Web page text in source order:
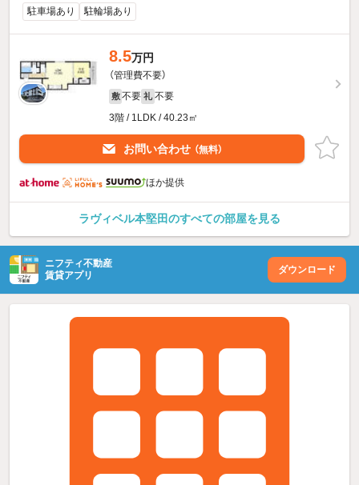
駐車場あり 駐輪場あり
8.5万円
（管理費不要）
敷 不要 礼 不要
3階 / 1LDK / 40.23㎡
お問い合わせ （無料）
ほか提供
ラヴィベル本堅田のすべての部屋を見る
ニフティ不動産
賃貸アプリ
ダウンロード